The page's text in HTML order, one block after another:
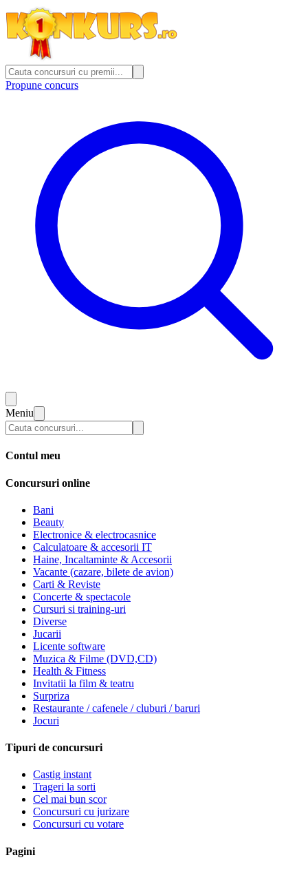
Propune concurs
Meniu
Contul meu
Concursuri online
Bani
Beauty
Electronice & electrocasnice
Calculatoare & accesorii IT
Haine, Incaltaminte & Accesorii
Vacante (cazare, bilete de avion)
Carti & Reviste
Concerte & spectacole
Cursuri si training-uri
Diverse
Jucarii
Licente software
Muzica & Filme (DVD,CD)
Health & Fitness
Invitatii la film & teatru
Surpriza
Restaurante / cafenele / cluburi / baruri
Jocuri
Tipuri de concursuri
Castig instant
Trageri la sorti
Cel mai bun scor
Concursuri cu jurizare
Concursuri cu votare
Pagini